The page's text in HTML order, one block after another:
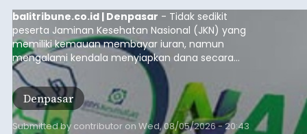
balitribune.co.id | Denpasar - Tidak sedikit
peserta Jaminan Kesehatan Nasional (JKN) yang
memiliki kemauan membayar iuran, namun
mengalami kendala menyiapkan dana secara
penuh saat jatuh tempo pembayaran iuran.
Kondisi ini terutama dialami oleh peserta
segmen Pekerja Bukan Penerima Upah (PBPU)
yang memiliki penghasilan tidak tetap.
Denpasar
Submitted by contributor on Wed, 08/05/2026 - 20:43